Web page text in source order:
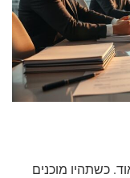
כשתהיו מוכנים